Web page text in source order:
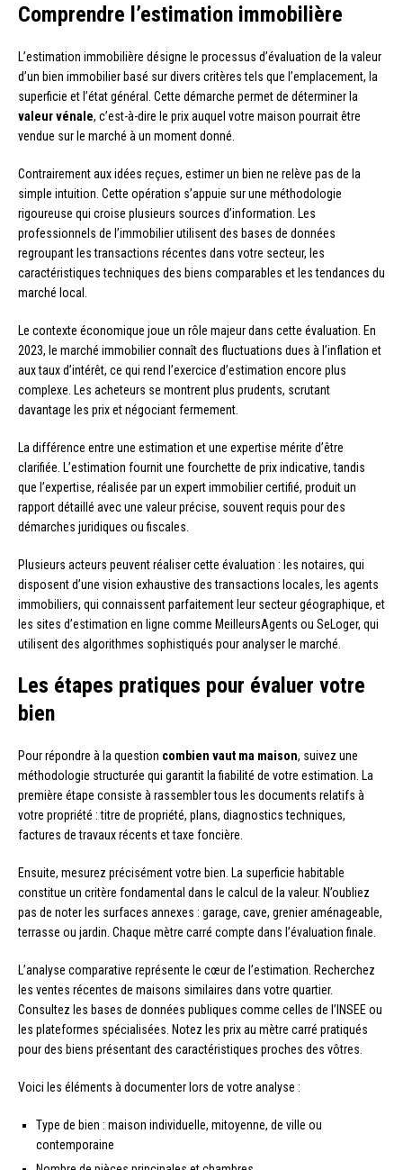
Comprendre l’estimation immobilière
L’estimation immobilière désigne le processus d’évaluation de la valeur
d’un bien immobilier basé sur divers critères tels que l’emplacement, la
superficie et l’état général. Cette démarche permet de déterminer la
valeur vénale, c’est-à-dire le prix auquel votre maison pourrait être
vendue sur le marché à un moment donné.
Contrairement aux idées reçues, estimer un bien ne relève pas de la
simple intuition. Cette opération s’appuie sur une méthodologie
rigoureuse qui croise plusieurs sources d’information. Les
professionnels de l’immobilier utilisent des bases de données
regroupant les transactions récentes dans votre secteur, les
caractéristiques techniques des biens comparables et les tendances du
marché local.
Le contexte économique joue un rôle majeur dans cette évaluation. En
2023, le marché immobilier connaît des fluctuations dues à l’inflation et
aux taux d’intérêt, ce qui rend l’exercice d’estimation encore plus
complexe. Les acheteurs se montrent plus prudents, scrutant
davantage les prix et négociant fermement.
La différence entre une estimation et une expertise mérite d’être
clarifiée. L’estimation fournit une fourchette de prix indicative, tandis
que l’expertise, réalisée par un expert immobilier certifié, produit un
rapport détaillé avec une valeur précise, souvent requis pour des
démarches juridiques ou fiscales.
Plusieurs acteurs peuvent réaliser cette évaluation : les notaires, qui
disposent d’une vision exhaustive des transactions locales, les agents
immobiliers, qui connaissent parfaitement leur secteur géographique, et
les sites d’estimation en ligne comme MeilleursAgents ou SeLoger, qui
utilisent des algorithmes sophistiqués pour analyser le marché.
Les étapes pratiques pour évaluer votre
bien
Pour répondre à la question combien vaut ma maison, suivez une
méthodologie structurée qui garantit la fiabilité de votre estimation. La
première étape consiste à rassembler tous les documents relatifs à
votre propriété : titre de propriété, plans, diagnostics techniques,
factures de travaux récents et taxe foncière.
Ensuite, mesurez précisément votre bien. La superficie habitable
constitue un critère fondamental dans le calcul de la valeur. N’oubliez
pas de noter les surfaces annexes : garage, cave, grenier aménageable,
terrasse ou jardin. Chaque mètre carré compte dans l’évaluation finale.
L’analyse comparative représente le cœur de l’estimation. Recherchez
les ventes récentes de maisons similaires dans votre quartier.
Consultez les bases de données publiques comme celles de l’INSEE ou
les plateformes spécialisées. Notez les prix au mètre carré pratiqués
pour des biens présentant des caractéristiques proches des vôtres.
Voici les éléments à documenter lors de votre analyse :
Type de bien : maison individuelle, mitoyenne, de ville ou
contemporaine